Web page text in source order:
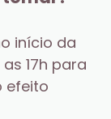
início da
17h para
efeito